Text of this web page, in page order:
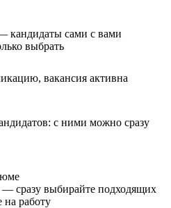
кандидаты сами с вами
выбрать
вакансия активна
с ними можно сразу
сразу выбирайте подходящих
на работу